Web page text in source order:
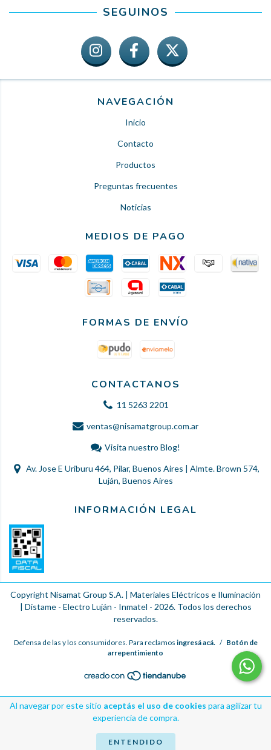
Al navegar por este sitio aceptás el uso de cookies para agilizar tu
experiencia de compra.
ENTENDIDO
SEGUINOS
NAVEGACIÓN
Inicio
Contacto
Productos
Preguntas frecuentes
Noticias
MEDIOS DE PAGO
FORMAS DE ENVÍO
CONTACTANOS
11 5263 2201
ventas@nisamatgroup.com.ar
Visita nuestro Blog!
Av. Jose E Uriburu 464, Pilar, Buenos Aires | Almte. Brown 574,
Luján, Buenos Aires
INFORMACIÓN LEGAL
Copyright Nisamat Group S.A. | Materiales Eléctricos e Iluminación
| Distame - Electro Luján - Inmatel - 2026. Todos los derechos
reservados.
Defensa de las y los consumidores. Para reclamos ingresá acá. / Botón de
arrepentimiento